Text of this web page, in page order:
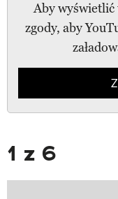
Aby wyświetlić
zgody, aby
1 z 6